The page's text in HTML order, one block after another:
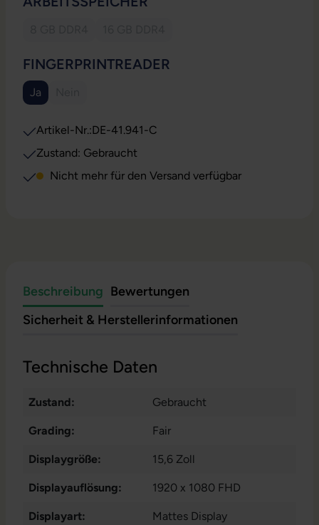
FINGERPRINTREADER
Ja
(Diese Option ist zurzeit nicht verfügbar.)
Artikel-Nr.:DE-41.941-C
Zustand: Gebraucht
Nicht mehr für den Versand verfügbar
Beschreibung Bewertungen
Sicherheit & Herstellerinformationen
Technische Daten
Zustand: Gebraucht
Grading: Fair
Displaygröße: 15,6 Zoll
Displayauflösung: 1920 x 1080 FHD
Displayart: Mattes Display